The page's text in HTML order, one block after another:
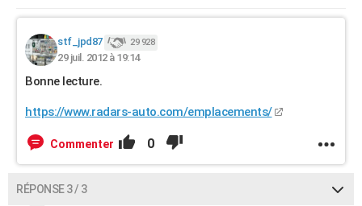
stf_jpd87 29 928
29 juil. 2012 à 19:14
Bonne lecture.
https://www.radars-auto.com/emplacements/
Commenter 0
RÉPONSE 3 / 3